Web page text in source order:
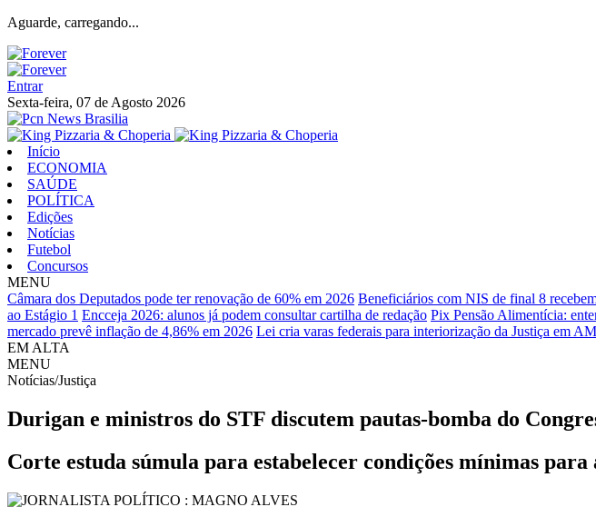
Aguarde, carregando...
Entrar
Sexta-feira, 07 de Agosto 2026
Início
ECONOMIA
SAÚDE
POLÍTICA
Edições
Notícias
Futebol
Concursos
MENU
Câmara dos Deputados pode ter renovação de 60% em 2026 Beneficiários com NIS de final 8
ao Estágio 1 Encceja 2026: alunos já podem consultar cartilha de redação Pix Pensão Alimentícia:
mercado prevê inflação de 4,86% em 2026 Lei cria varas federais para interiorização da Justiça em
EM ALTA
MENU
Notícias/Justiça
Durigan e ministros do STF discutem pautas-bomba do
Corte estuda súmula para estabelecer condições mínimas